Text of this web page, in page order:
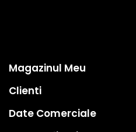
Magazinul Meu
Clienti
Date Comerciale